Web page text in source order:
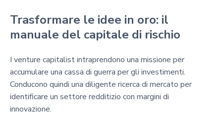
Trasformare le idee in oro: il
manuale del capitale di rischio
I venture capitalist intraprendono una missione per
accumulare una cassa di guerra per gli investimenti.
Conducono quindi una diligente ricerca di mercato per
identificare un settore redditizio con margini di
innovazione.